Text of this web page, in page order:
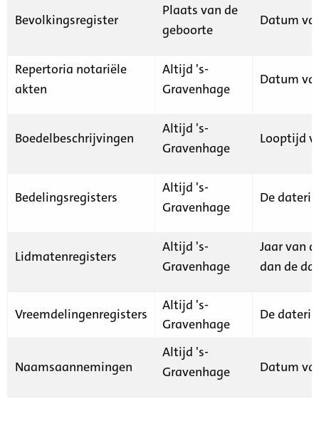
Bevolkingsregister
Plaats van de
geboorte
Datum
Repertoria notariële
akten
Altijd 's-
Gravenhage
Datum
Boedelbeschrijvingen
Altijd 's-
Gravenhage
Looptijd
Bedelingsregisters
Altijd 's-
Gravenhage
De
Lidmatenregisters
Altijd 's-
Gravenhage
Jaar van
dan de
Vreemdelingenregisters
Altijd 's-
Gravenhage
De
Naamsaannemingen
Altijd 's-
Gravenhage
Datum